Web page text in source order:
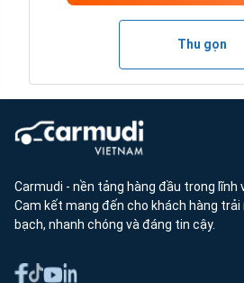
Thu gọn
Carmudi - nền tảng hàng đầu trong lĩnh
Cam kết mang đến cho khách hàng
bạch, nhanh chóng và đáng tin cậy.